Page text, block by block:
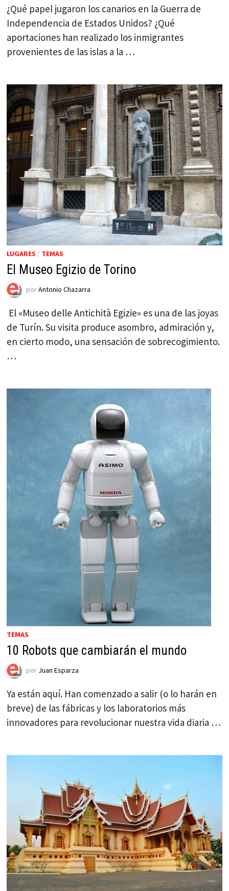
¿Qué papel jugaron los canarios en la Guerra de
Independencia de Estados Unidos? ¿Qué
aportaciones han realizado los inmigrantes
provenientes de las islas a la …
LUGARES / TEMAS
El Museo Egizio de Torino
porAntonio Chazarra
El «Museo delle Antichità Egizie» es una de las joyas
de Turín. Su visita produce asombro, admiración y,
en cierto modo, una sensación de sobrecogimiento.
…
TEMAS
10 Robots que cambiarán el mundo
por Juan Esparza
Ya están aquí. Han comenzado a salir (o lo harán en
breve) de las fábricas y los laboratorios más
innovadores para revolucionar nuestra vida diaria …